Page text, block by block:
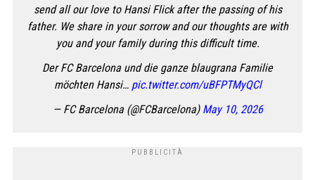
send all our love to Hansi Flick after the passing of his
father. We share in your sorrow and our thoughts are with
you and your family during this difficult time.
Der FC Barcelona und die ganze blaugrana Familie
möchten Hansi… pic.twitter.com/uBFPTMyQCl
— FC Barcelona (@FCBarcelona) May 10, 2026